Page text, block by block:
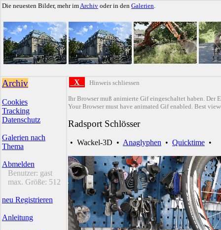
Die neuesten Bilder, mehr imArchiv oder in den Galerien.
Archiv
Cookies
Tracking
Datenschutz
Galerien nach
Thema
Abmelden
Benutzer: gast
max. Größe: 512
neu Registrieren
Anleitung
X Hinweis schliessen
Ihr Browser muß animierte Gif eingeschaltet haben. Der
Your Browser must have animated Gif enabled. Best
Radsport Schlösser
• Wackel-3D • Anaglyphen • Quicktime •